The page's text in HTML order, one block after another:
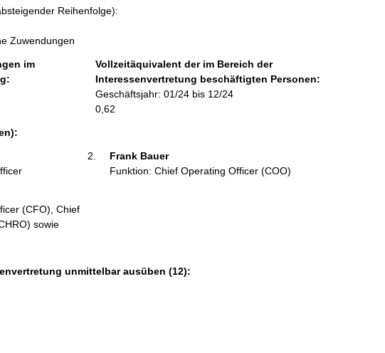
i
o
r
m
a
Reihenfolge):
Zuwendungen
im
Vollzeitäquivalent der im Bereich der
Interessenvertretung beschäftigten Personen:
Geschäftsjahr: 01/24 bis 12/24
0,62
Frank Bauer
Funktion: Chief Operating Officer (COO)
(CFO), Chief
sowie
unmittelbar ausüben (12):